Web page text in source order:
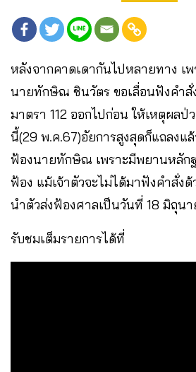
หลังจากคาดเดากันไปหลายทาง เพ
นายทักษิณ ชินวัตร ขอเลื่อนฟังคำสั่
มาตรา 112 ออกไปก่อน ให้เหตุผลป่
นี้(29 พ.ค.67)อัยการสูงสุดก็แถลงแ
ฟ้องนายทักษิณ เพราะมีพยานหลัก
ฟ้อง แม้เจ้าตัวจะไม่ได้มาฟังคำสั่ง
นำตัวส่งฟ้องศาลเป็นวันที่ 18 มิถุน
รับชมเต็มรายการได้ที่